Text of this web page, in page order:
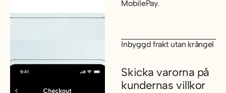
MobilePay.
Inbyggd frakt utan krångel
Skicka varorna på
kundernas villkor